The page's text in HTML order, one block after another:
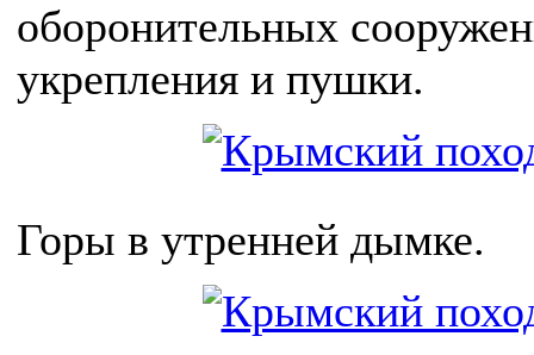
оборонительных
укрепления и пушки.
Горы в утренней дымке.